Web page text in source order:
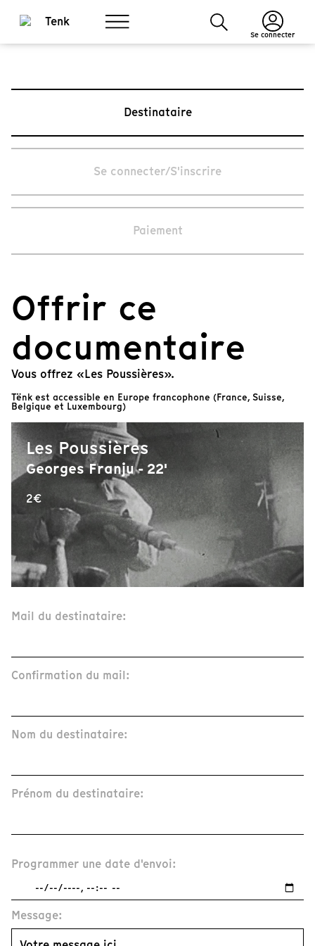
Se connecter
Destinataire
Se connecter/S'inscrire
Paiement
Offrir ce
documentaire
Vous offrez «Les Poussières».
Tënk est accessible en Europe francophone (France, Suisse,
Belgique et Luxembourg)
Les Poussières
Georges Franju - 22'
2€
Mail du destinataire:
Confirmation du mail:
Nom du destinataire:
Prénom du destinataire:
Programmer une date d'envoi:
Message: